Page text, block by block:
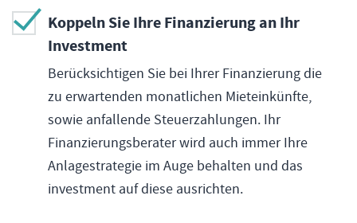
Koppeln Sie Ihre Finanzierung an Ihr
Investment
Berücksichtigen Sie bei Ihrer Finanzierung die
zu erwartenden monatlichen Mieteinkünfte,
sowie anfallende Steuerzahlungen. Ihr
Finanzierungsberater wird auch immer Ihre
Anlagestrategie im Auge behalten und das
investment auf diese ausrichten.